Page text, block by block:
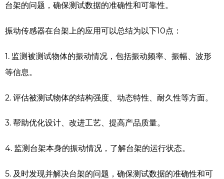
台架的问题，确保测试数据的准确性和可靠性。
振动传感器在台架上的应用可以总结为以下10点：
1. 监测被测试物体的振动情况，包括振动频率、振幅、波形
等信息。
2. 评估被测试物体的结构强度、动态特性、耐久性等方面。
3. 帮助优化设计、改进工艺、提高产品质量。
4. 监测台架本身的振动情况，了解台架的运行状态。
5. 及时发现并解决台架的问题，确保测试数据的准确性和可